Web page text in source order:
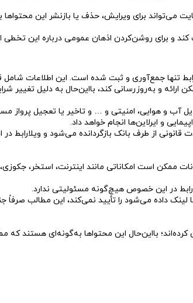
می‌تواند برای ویرایش، حذف یا بازنشر این
کند و برای روشن‌کردن اذهان عمومی درباره این تخطی
تنها جمع‌آوری و ثبت شده‌ است. این اطلاعات
و به‌روزرسانی کند، بااین‌حال به دلیل تغییر
آب و هوایی، امنیتی و … و تاخیر یا تعجیل پرواز
و ایرلاین‌ها انجام خواهد داد.
از طرف بانک بازگردانده می‌شود و ویلارابط در
ممکن است امکاناتی مانند اینترنت، استخر،
در این خصوص هیچ‌گونه مسئولیتی ندارد.
می‌شود را تأیید نمی‌کند، این مطالب صرفاً
بااین‌حال این محتواها به‌گونه‌ای هستند که